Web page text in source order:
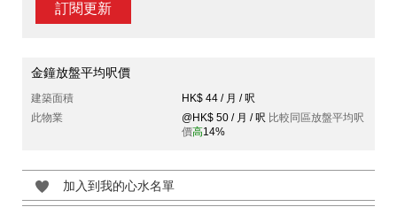
訂閱更新
金鐘放盤平均呎價
建築面積
HK$ 44 / 月 / 呎
此物業
@HK$ 50 / 月 / 呎 比較同區放盤平均呎
價高14%
加入到我的心水名單